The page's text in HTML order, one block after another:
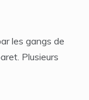
les gangs de
Plusieurs